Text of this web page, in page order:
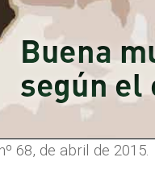
68, de abril de 2015.